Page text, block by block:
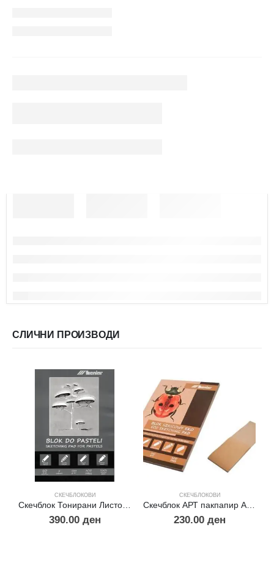
СЛИЧНИ ПРОИЗВОДИ
СКЕЧБЛОКОВИ
Скечблок Тонирани Листови за Пастел А5
390.00 ден
СКЕЧБЛОКОВИ
Скечблок АРТ пакпапир А4 160 гр.
230.00 ден